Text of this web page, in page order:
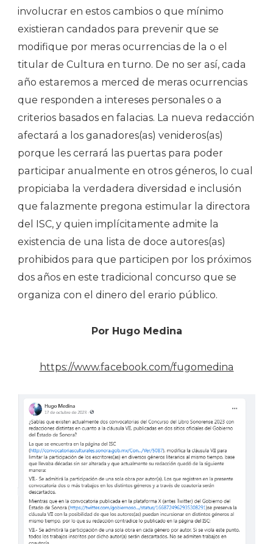
involucrar en estos cambios o que mínimo
existieran candados para prevenir que se
modifique por meras ocurrencias de la o el
titular de Cultura en turno. De no ser así, cada
año estaremos a merced de meras ocurrencias
que responden a intereses personales o a
criterios basados en falacias. La nueva redacción
afectará a los ganadores(as) venideros(as)
porque les cerrará las puertas para poder
participar anualmente en otros géneros, lo cual
propiciaba la verdadera diversidad e inclusión
que falazmente pregona estimular la directora
del ISC, y quien implícitamente admite la
existencia de una lista de doce autores(as)
prohibidos para que participen por los próximos
dos años en este tradicional concurso que se
organiza con el dinero del erario público.
Por Hugo Medina
https://www.facebook.com/fugomedina